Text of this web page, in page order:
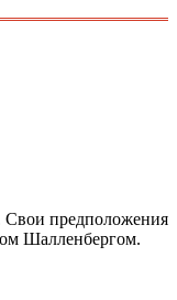
Свои предположения
Шалленбергом.